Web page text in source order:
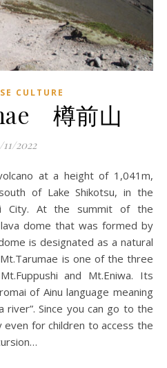
CULTURE
樽前山
2022
of Lake Shikotsu, in the
City. At the summit of the
dome that was formed by
is designated as a natural
is one of the three
and Mt.Eniwa. Its
of Ainu language meaning
river”. Since you can go to the
even for children to access the